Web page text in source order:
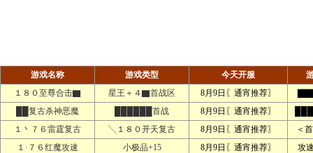
游戏名称 游戏类型 今天开服
１８０至尊合击▇
星王＋４▇首战区 8月9日〖通宵推荐〗
██复古杀神恶魔
██████首战 8月9日〖通宵推荐〗
１丶７６雷霆复古
╲１８０开天复古 8月9日〖通宵推荐〗
＜
１·７６红魔攻速
小极品+15 8月9日〖通宵推荐〗
攻